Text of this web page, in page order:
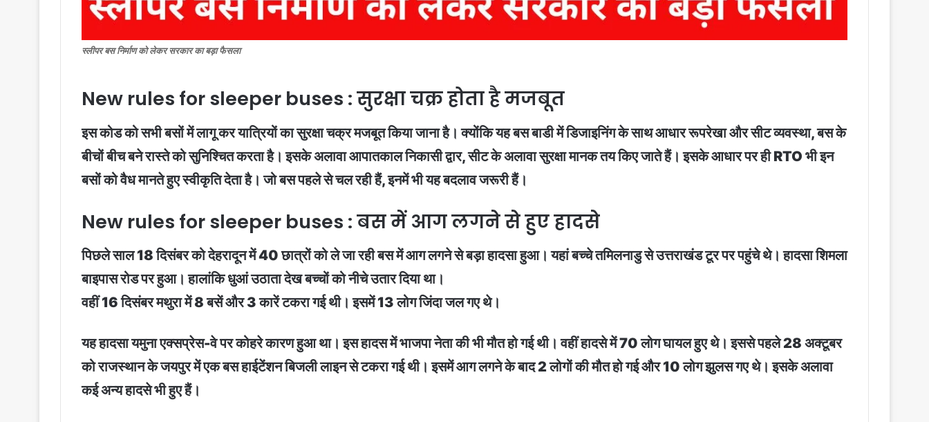
स्लीपर बस निर्माण को लेकर सरकार का बड़ा फैसला
New rules for sleeper buses : सुरक्षा चक्र होता है मजबूत
इस कोड को सभी बसों में लागू कर यात्रियों का सुरक्षा चक्र मजबूत किया जाना है। क्योंकि यह बस बाडी में डिजाइनिंग के साथ आधार रूपरेखा और सीट व्यवस्था, बस के
बीचों बीच बने रास्ते को सुनिश्चित करता है। इसके अलावा आपातकाल निकासी द्वार, सीट के अलावा सुरक्षा मानक तय किए जाते हैं। इसके आधार पर ही RTO भी इन
बसों को वैध मानते हुए स्वीकृति देता है। जो बस पहले से चल रही हैं, इनमें भी यह बदलाव जरूरी हैं।
New rules for sleeper buses : बस में आग लगने से हुए हादसे
पिछले साल 18 दिसंबर को देहरादून में 40 छात्रों को ले जा रही बस में आग लगने से बड़ा हादसा हुआ। यहां बच्चे तमिलनाडु से उत्तराखंड टूर पर पहुंचे थे। हादसा शिमला
बाइपास रोड पर हुआ। हालांकि धुआं उठाता देख बच्चों को नीचे उतार दिया था।
वहीं 16 दिसंबर मथुरा में 8 बसें और 3 कारें टकरा गई थी। इसमें 13 लोग जिंदा जल गए थे।
यह हादसा यमुना एक्सप्रेस-वे पर कोहरे कारण हुआ था। इस हादस में भाजपा नेता की भी मौत हो गई थी। वहीं हादसे में 70 लोग घायल हुए थे। इससे पहले 28 अक्टूबर
को राजस्थान के जयपुर में एक बस हाईटेंशन बिजली लाइन से टकरा गई थी। इसमें आग लगने के बाद 2 लोगों की मौत हो गई और 10 लोग झुलस गए थे। इसके अलावा
कई अन्य हादसे भी हुए हैं।